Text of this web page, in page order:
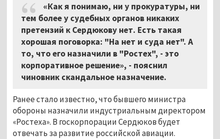
«Как я понимаю, ни у прокуратуры, ни
тем более у судебных органов никаких
претензий к Сердюкову нет. Есть такая
хорошая поговорка: "На нет и суда нет". А
то, что его назначили в "Ростех", - это
корпоративное решение», - пояснил
чиновник скандальное назначение.
Ранее стало известно, что бывшего министра
обороны назначили индустриальным директором
«Ростеха». В госкорпорации Сердюков будет
отвечать за развитие российской авиации.